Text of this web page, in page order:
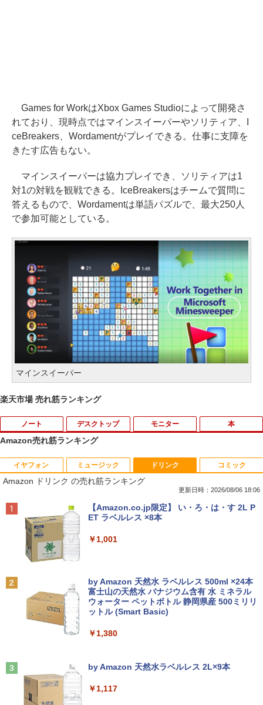
Games for WorkはXbox Games Studioによって開発さ
れており、現時点ではマインスイーパーやソリティア、I
ceBreakers、Wordamentがプレイできる。仕事に支障を
きたす広告もない。
マインスイーパーは協力プレイでき、ソリティアは1
対1の対戦を観戦できる。IceBreakersはチームで質問に
答えるもので、Wordamentは単語パズルで、最大250人
で参加可能としている。
マインスイーパー
楽天市場 売れ筋ランキング
ノート
1
【中古】第4世代 Core i3搭載ノートパソ
コン 500GB 4GBメモリ DVDマルチドラ
イブ 15.6インチ Wi-Fi 【Windows10】
MS 365 Office Web 注目PC [105]
￥8,800
第7世代 | Core i5 7200U 2.5(～最大3.1)
GHz | MEM:8GB | HDD:500GB | DVDマ
ルチ | 無線LAN:あり | テンキー | Win11P
ro64Bit | ACアダプター付属
￥9,980
U938 第7世代 Core i5 Windows11 Pro
デスクトップ
1
Magic Trackpad 2 用 トラックパッド 保
護フィルム OverLay Protector for Magi
c Trackpad 2保護 フィルム シート シー
ル フィルター アンチグレア サラサラ マ
ウス 低反射 タッチパッド トラックパッ
ド ミヤビックス
￥998
【★ランキング第1位獲得商品!!★】 デス
クトップパソコン ★店長おまかせ 最新
Windows11 Office付 第六世代 Core-i5
Core-i7 変更可 八世代 十世代にも対応
コン 中古デスクトップパソコン PC 本体
￥15,800
モニター
1
【マラソンセール期間中ポイント5倍】中
古モニター 19インチ スクエア 液晶ディ
スプレイ VGA / DVI端子 店長おまかせ ケ
ーブル付き サブモニターにおすすめ 動作
確認済み 30日保証 送料無料
2
ワイド 液晶ディスプレイ FullHD/HDMI
ケーブル標準添付【中古/送料無料】※沖
縄、離島を除く
PHILIPS 241V8 LED液晶モニター 23.8
ルHD）16:9 IPSパネル 非光沢 ノングレ
本
1
[新品]はじめての世界名作えほん えほん
のおうち(1～40巻)
￥26,400
￥1,815
情報社会と情報技術 （身近なモノやサー
￥2,750
Amazon売れ筋ランキング
イヤフォン
Anker Soundcore P40i オフホワイト
Anker Soundcore P31i ブラック
￥4,990
ラック
￥14,990
ミュージック
BRUCE WAYNE feat. Flo Milli, ATL Jacob
[Explicit]
￥250
BRUCE WAYNE feat. Flo Milli, ATL Jacob
[Explicit]
￥250
ドリンク
Amazon ドリンク の売れ筋ランキング
更新日時：2026/08/06 18:06
【Amazon.co.jp限定】 い・ろ・は・す 2L P
ET ラベルレス ×8本
￥1,001
by Amazon 天然水 ラベルレス 500ml ×24本
富士山の天然水 バナジウム含有 水 ミネラル
ウォーター ペットボトル 静岡県産 500ミリリ
ットル (Smart Basic)
￥1,380
by Amazon 天然水ラベルレス 2L×9本
￥1,117
コミック